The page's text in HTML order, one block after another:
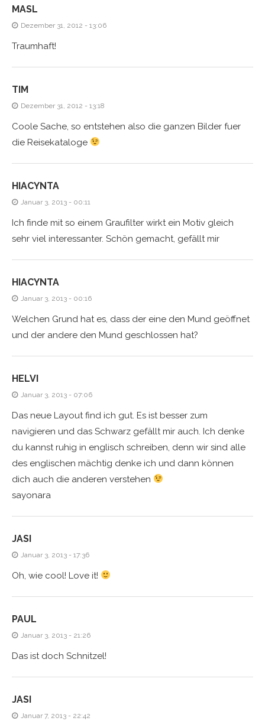
MASL
Dezember 31, 2012 - 13:06
Traumhaft!
TIM
Dezember 31, 2012 - 13:18
Coole Sache, so entstehen also die ganzen Bilder fuer
die Reisekataloge
HIACYNTA
Januar 3, 2013 - 00:11
Ich finde mit so einem Graufilter wirkt ein Motiv gleich
sehr viel interessanter. Schön gemacht, gefällt mir
HIACYNTA
Januar 3, 2013 - 00:16
Welchen Grund hat es, dass der eine den Mund geöffnet
und der andere den Mund geschlossen hat?
HELVI
Januar 3, 2013 - 07:06
Das neue Layout find ich gut. Es ist besser zum
navigieren und das Schwarz gefällt mir auch. Ich denke
du kannst ruhig in englisch schreiben, denn wir sind alle
des englischen mächtig denke ich und dann können
dich auch die anderen verstehen
sayonara
JASI
Januar 3, 2013 - 17:36
Oh, wie cool! Love it!
PAUL
Januar 3, 2013 - 21:26
Das ist doch Schnitzel!
JASI
Januar 7, 2013 - 22:42